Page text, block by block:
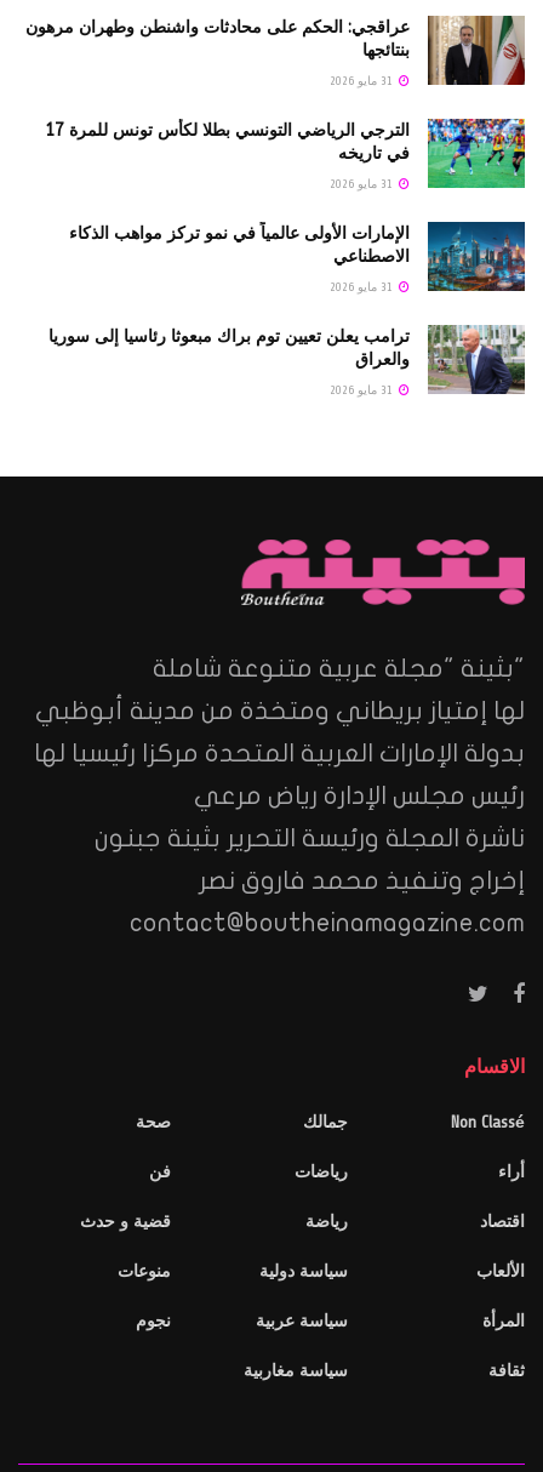
عراقجي: الحكم على محادثات واشنطن وطهران مرهون
بنتائجها
الترجي الرياضي التونسي بطلا لكأس تونس للمرة 17
في تاريخه
الإمارات الأولى عالمياً في نمو تركز مواهب الذكاء
الاصطناعي
ترامب يعلن تعيين توم براك مبعوثا رئاسيا إلى سوريا
والعراق
"بثينة "مجلة عربية متنوعة شاملة
لها إمتياز بريطاني ومتخذة من مدينة أبوظبي
بدولة الإمارات العربية المتحدة مركزا رئيسيا لها
رئيس مجلس الإدارة رياض مرعي
ناشرة المجلة ورئيسة التحرير بثينة جبنون
إخراج وتنفيذ محمد فاروق نصر
contact@boutheinamagazine.com
الاقسام
Non Classé
أراء
اقتصاد
الألعاب
المرأة
ثقافة
جمالك
رياضات
رياضة
سياسة دولية
سياسة عربية
سياسة مغاربية
صحة
فن
قضية و حدث
منوعات
نجوم